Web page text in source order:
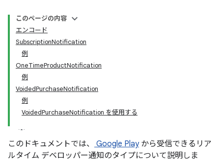
このページの内容
エンコード
SubscriptionNotification
例
OneTimeProductNotification
例
VoidedPurchaseNotification
例
VoidedPurchaseNotification を使用する
このドキュメントでは、 Google Playから受信できるリア
ルタイム デベロッパー通知のタイプについて説明しま